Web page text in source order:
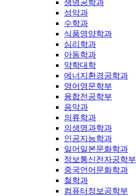
생명공학과
성악과
수학과
식품영양학과
심리학과
아동학과
약학대학
에너지환경공학과
영어영문학부
융합전공학부
음악과
의류학과
의생명과학과
인공지능학과
일어일본문화학과
정보통신전자공학부
중국언어문화학과
철학과
컴퓨터정보공학부